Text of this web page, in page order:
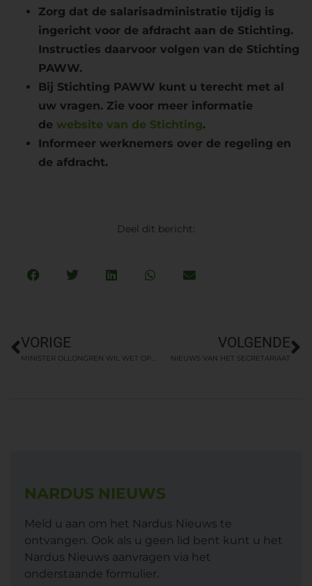
Zorg dat de salarisadministratie tijdig is
ingericht voor de afdracht aan de Stichting.
Instructies daarvoor volgen van de Stichting
PAWW.
Bij Stichting PAWW kunt u terecht met al
uw vragen. Zie voor meer informatie
de website van de Stichting.
Informeer werknemers over de regeling en
de afdracht.
Deel dit bericht:
VORIGE VOLGENDE
NIEUWS VAN HET SECRETARIAAT
NARDUS NIEUWS
Meld u aan om het Nardus Nieuws te
ontvangen. Ook als u geen lid bent kunt u het
Nardus Nieuws aanvragen via het
onderstaande formulier.